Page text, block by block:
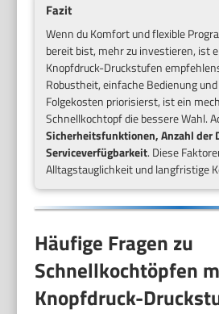
Fazit
Wenn du Komfort und flexible
bereit bist, mehr zu investieren, ist
Knopfdruck-Druckstufen
Robustheit, einfache Bedienung
Folgekosten priorisierst, ist ein
Schnellkochtopf die bessere Wahl.
Sicherheitsfunktionen, Anzahl der
Serviceverfügbarkeit. Diese
Alltagstauglichkeit und langfristige
Häufige Fragen zu
Schnellkochtöpfen
Knopfdruck-